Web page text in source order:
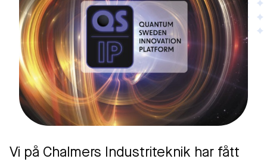
Vi på Chalmers Industriteknik har fått